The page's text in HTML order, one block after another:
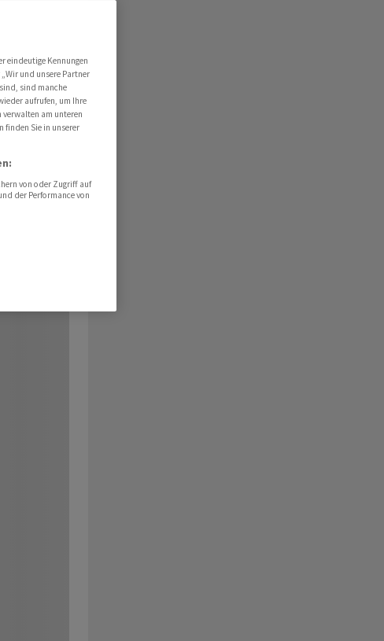
eindeutige Kennungen
und unsere Partner
sind manche
aufrufen, um Ihre
am unteren
finden Sie in unserer
von oder Zugriff auf
der Performance von